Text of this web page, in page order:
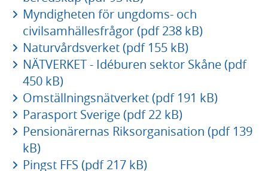
Myndigheten för ungdoms- och
civilsamhällesfrågor (pdf 238 kB)
Naturvårdsverket (pdf 155 kB)
NÄTVERKET - Idéburen sektor Skåne (pdf
450 kB)
Omställningsnätverket (pdf 191 kB)
Parasport Sverige (pdf 22 kB)
Pensionärernas Riksorganisation (pdf 139
kB)
Pingst FFS (pdf 217 kB)